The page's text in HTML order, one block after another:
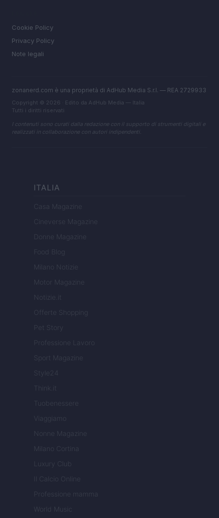
Cookie Policy
Privacy Policy
Note legali
zonanerd.com è una proprietà di AdHub Media S.r.l. — REA 2729933
Copyright © 2026 · Edito da AdHub Media — Italia
Tutti i diritti riservati
I contenuti sono curati dalla redazione con il supporto di strumenti digitali e
realizzati in collaborazione con autori indipendenti.
ITALIA
Casa Magazine
Cineverse Magazine
Donne Magazine
Food Blog
Milano Notizie
Motor Magazine
Notizie.it
Offerte Shopping
Pet Story
Professione Lavoro
Sport Magazine
Style24
Think.it
Tuobenessere
Viaggiamo
Nonne Magazine
Milano Cortina
Luxury Club
Il Calcio Online
Professione mamma
World Music